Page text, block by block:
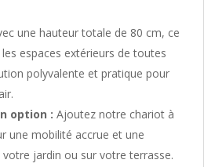
une hauteur totale de 80 cm, ce
espaces extérieurs de toutes
polyvalente et pratique pour
option : Ajoutez notre chariot à
une mobilité accrue et une
jardin ou sur votre terrasse.